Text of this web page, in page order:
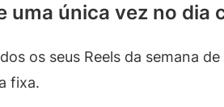
uma única vez no dia
os seus Reels da semana
fixa.